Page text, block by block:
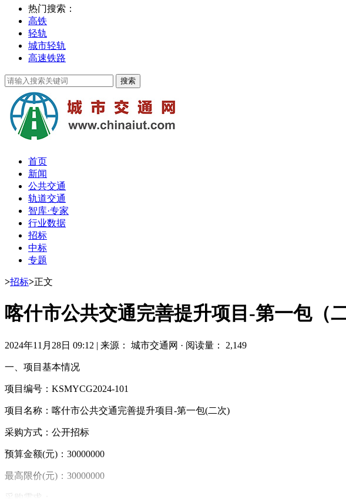
热门搜索：
高铁
轻轨
城市轻轨
高速铁路
首页
新闻
公共交通
轨道交通
智库·专家
行业数据
招标
中标
专题
>招标>正文
喀什市公共交通完善提升项目-第一包（
2024年11月28日 09:12 | 来源： 城市交通网 · 阅读量： 2,149
一、项目基本情况
项目编号：KSMYCG2024-101
项目名称：喀什市公共交通完善提升项目-第一包(二次)
采购方式：公开招标
预算金额(元)：30000000
最高限价(元)：30000000
采购需求：